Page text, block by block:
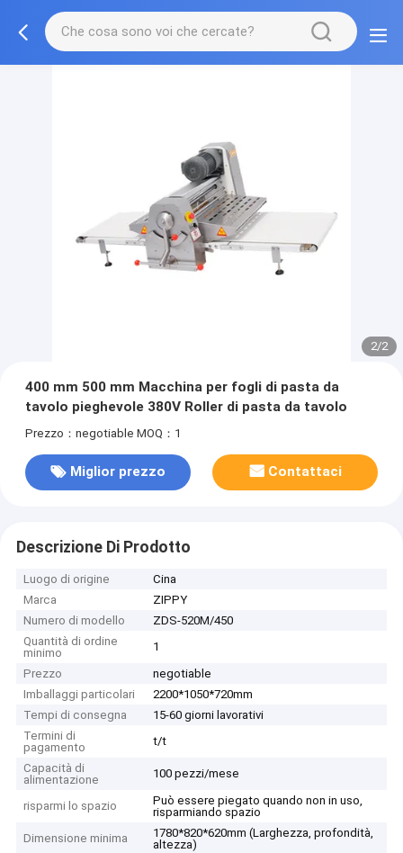
2/2
400 mm 500 mm Macchina per fogli di pasta da
tavolo pieghevole 380V Roller di pasta da tavolo
Prezzo：negotiable MOQ：1
Miglior prezzo Contattaci
Descrizione Di Prodotto
Luogo di origine
Cina
Marca
ZIPPY
Numero di modello
ZDS-520M/450
Quantità di ordine
minimo
1
Prezzo
negotiable
Imballaggi particolari
2200*1050*720mm
Tempi di consegna
15-60 giorni lavorativi
Termini di
pagamento
t/t
Capacità di
alimentazione
100 pezzi/mese
risparmi lo spazio
Può essere piegato quando non in uso,
risparmiando spazio
Dimensione minima
1780*820*620mm (Larghezza, profondità,
altezza)